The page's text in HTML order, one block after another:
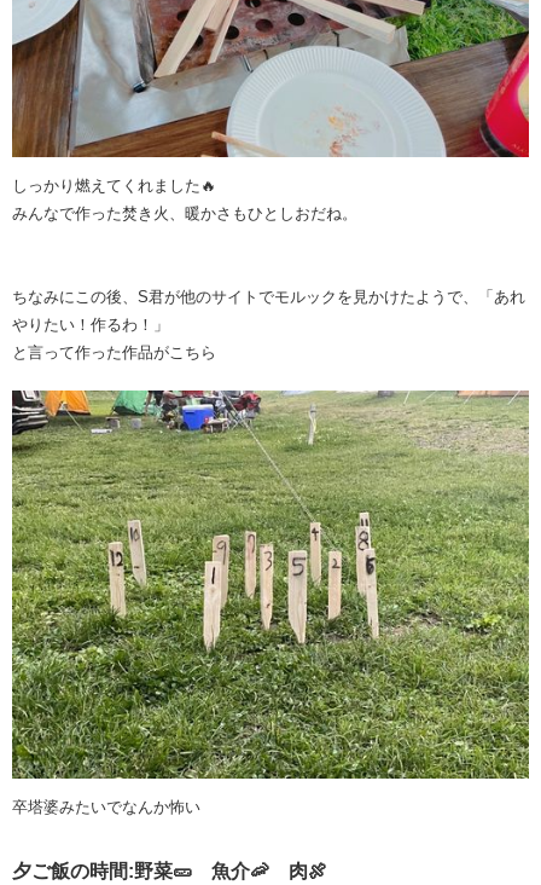
しっかり燃えてくれました🔥
みんなで作った焚き火、暖かさもひとしおだね。
ちなみにこの後、S君が他のサイトでモルックを見かけたようで、「あれ
やりたい！作るわ！」
と言って作った作品がこちら
卒塔婆みたいでなんか怖い
夕ご飯の時間:野菜🥒 魚介🦐 肉🍖